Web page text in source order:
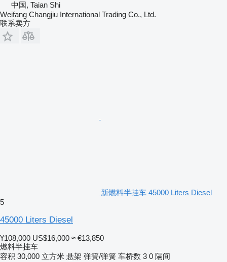
中国, Taian Shi
Weifang Changjiu International Trading Co., Ltd.
联系卖方
新燃料半挂车 45000 Liters Diesel
5
45000 Liters Diesel
¥108,000 US$16,000 ≈ €13,850
燃料半挂车
容积 30,000 立方米 悬架 弹簧/弹簧 车桥数 3 0 隔间